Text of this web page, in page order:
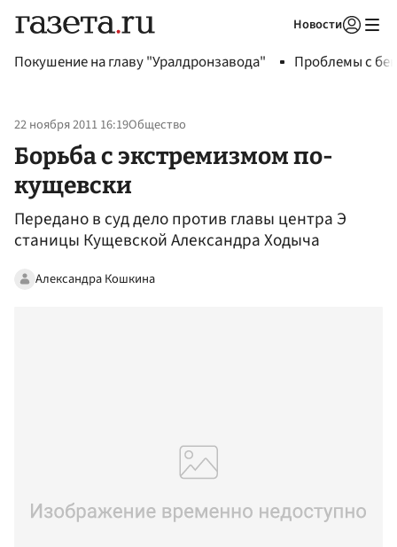
Новости
Покушение на главу "Уралдронзавода" Проблемы с
22 ноября 2011 16:19Общество
Борьба с экстремизмом по-
кущевски
Передано в суд дело против главы центра Э
станицы Кущевской Александра Ходыча
Александра Кошкина